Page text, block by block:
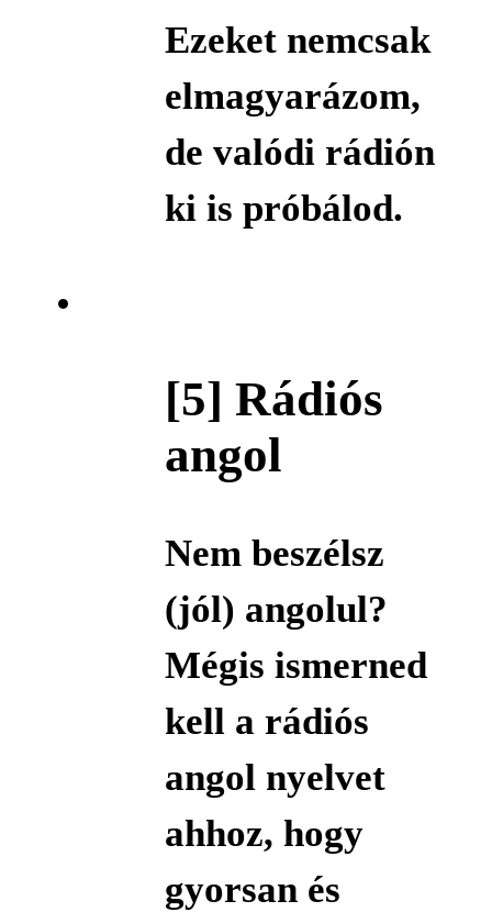
Ezeket nemcsak
elmagyarázom,
de valódi rádión
ki is próbálod.
[5] Rádiós
angol
Nem beszélsz
(jól) angolul?
Mégis ismerned
kell a rádiós
angol nyelvet
ahhoz, hogy
gyorsan és